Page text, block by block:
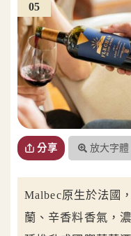
05
分享 放大字體
Malbec原生於法國
蘭、辛香料香氣，